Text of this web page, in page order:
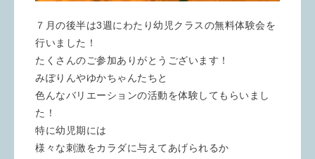
７月の後半は3週にわたり幼児クラスの無料体験会を
行いました！
たくさんのご参加ありがとうございます！
みぽりんやゆかちゃんたちと
色んなバリエーションの活動を体験してもらいまし
た！
特に幼児期には
様々な刺激をカラダに与えてあげられるか